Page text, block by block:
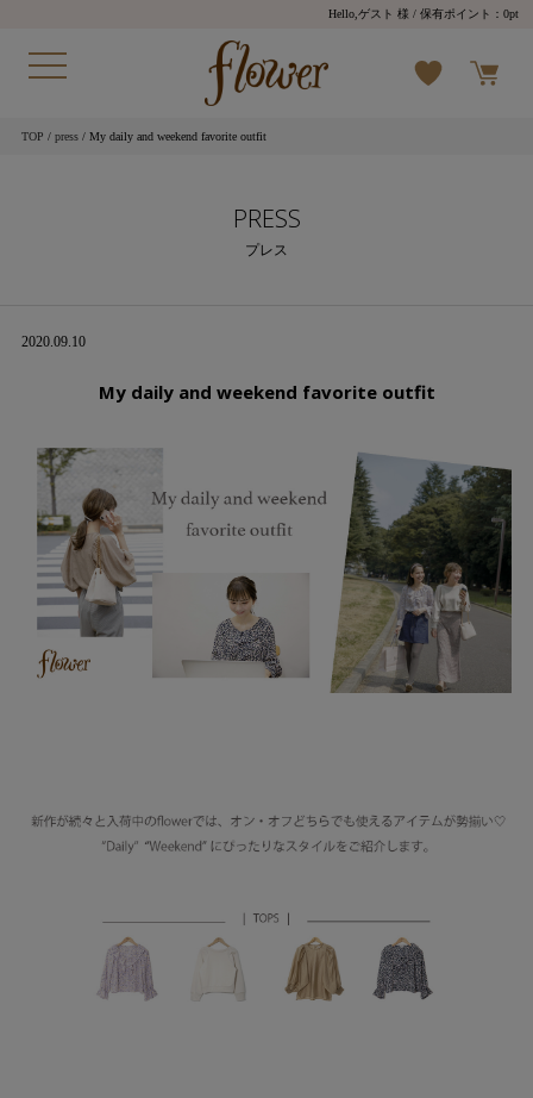
Hello,ゲスト 様 / 保有ポイント：0pt
TOP / press/ My daily and weekend favorite outfit
PRESS
プレス
2020.09.10
My daily and weekend favorite outfit